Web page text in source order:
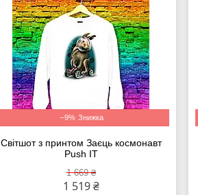
–9%
Світшот з принтом Заєць космонавт
Push IT
1 669 ₴
1 519 ₴